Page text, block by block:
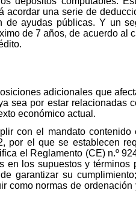
acordar una serie de
ayudas públicas. Y un
de 7 años, de acuerdo al
adicionales que
sea por estar relacionadas
económico actual.
con el mandato contenido
por el que se establecen
el Reglamento (CE) n.º
en los supuestos y términos
garantizar su
como normas de